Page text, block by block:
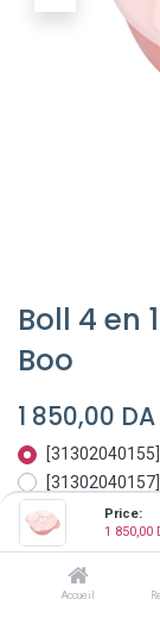
Price:
1 850,00
Accueil
Boll 4 en
Boo
1 850,00 DA